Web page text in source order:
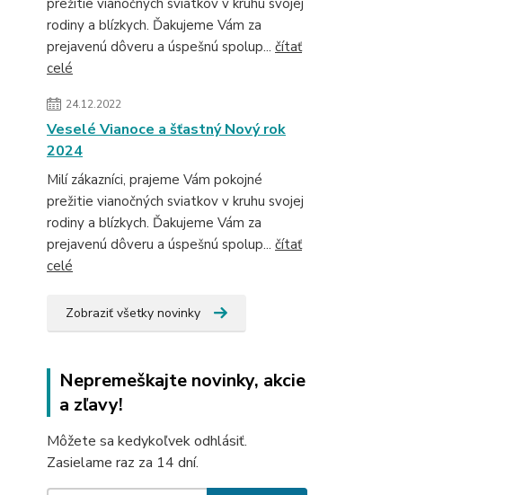
prežitie vianočných sviatkov v kruhu svojej
rodiny a blízkych. Ďakujeme Vám za
prejavenú dôveru a úspešnú spolup... čítať
celé
24.12.2022
Veselé Vianoce a šťastný Nový rok
2024
Milí zákazníci, prajeme Vám pokojné
prežitie vianočných sviatkov v kruhu svojej
rodiny a blízkych. Ďakujeme Vám za
prejavenú dôveru a úspešnú spolup... čítať
celé
Zobraziť všetky novinky
Nepremeškajte novinky, akcie
a zľavy!
Môžete sa kedykoľvek odhlásiť.
Zasielame raz za 14 dní.